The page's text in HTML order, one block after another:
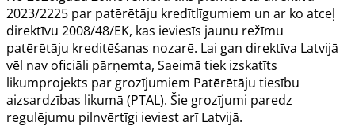
2023/2225 par patērētāju kredītlīgumiem un ar ko atceļ
direktīvu 2008/48/EK, kas ieviesīs jaunu režīmu
patērētāju kreditēšanas nozarē. Lai gan direktīva Latvijā
vēl nav oficiāli pārņemta, Saeimā tiek izskatīts
likumprojekts par grozījumiem Patērētāju tiesību
aizsardzības likumā (PTAL). Šie grozījumi paredz
regulējumu pilnvērtīgi ieviest arī Latvijā.